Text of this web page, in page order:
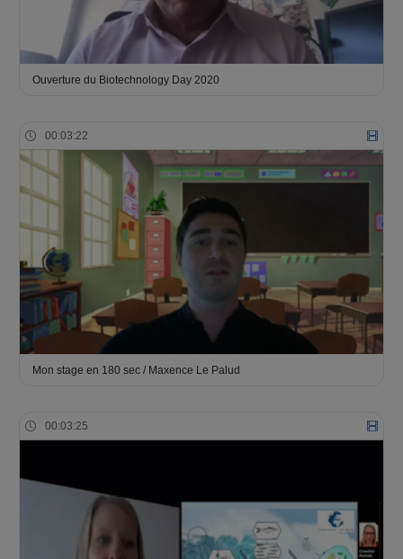
Ouverture du Biotechnology Day 2020
00:03:22
Mon stage en 180 sec / Maxence Le Palud
00:03:25